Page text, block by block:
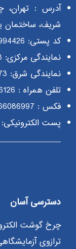
آدرس : تهران،
شریف، ساختمان یاس، پلاک
کد پستی: 1459994426
نمایندگی مرکزی:
نمایندگی شرق:
تلفن همراه :
فکس : 02166086997
پست الکترونیکی: info@allscale.co
دسترسی آسان
چرخ گوشت
ترازوی